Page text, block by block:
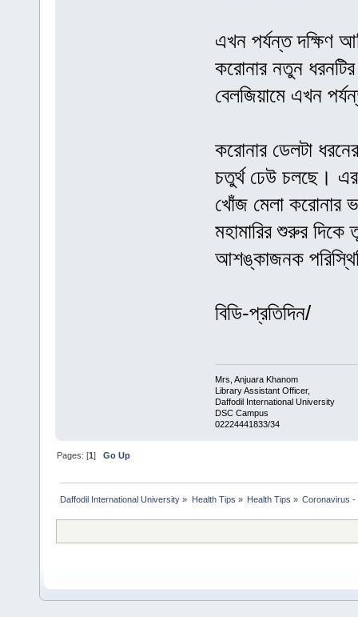
এখন পর্যন্ত দক্ষিণ
করোনার নতুন
বেলজিয়ামে এখন
করোনার ডেলটা
চতুর্থ ঢেউ চলছে।
খোঁজ মেলা করোনার
মহামারির শুরুর
আশঙ্কাজনক
বিডি-প্রতিদিন/
Mrs, Anjuara Khanom
Library Assistant Officer,
Daffodil International University
DSC Campus
02224441833/34
Pages: [1]Go Up
Daffodil International University » Health Tips » Health Tips » Coronavirus -